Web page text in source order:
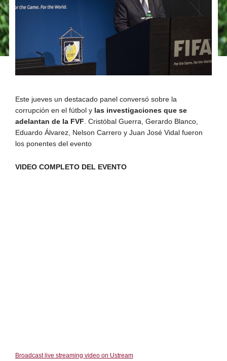
Este jueves un destacado panel conversó sobre la
corrupción en el fútbol y las investigaciones que se
adelantan de la FVF . Cristóbal Guerra, Gerardo Blanco,
Eduardo Álvarez, Nelson Carrero y Juan José Vidal fueron
los ponentes del evento
VIDEO COMPLETO DEL EVENTO
Broadcast live streaming video on Ustream